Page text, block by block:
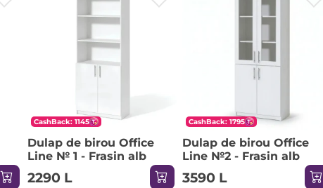
CashBack: 1145
Dulap de birou Office
Line № 1 - Frasin alb
2290 L
CashBack: 1795
Dulap de birou Office
Line №2 - Frasin alb
3590 L